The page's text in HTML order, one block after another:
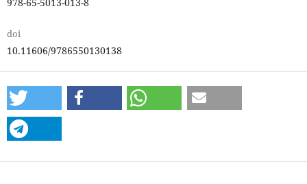
doi
10.11606/9786550130138